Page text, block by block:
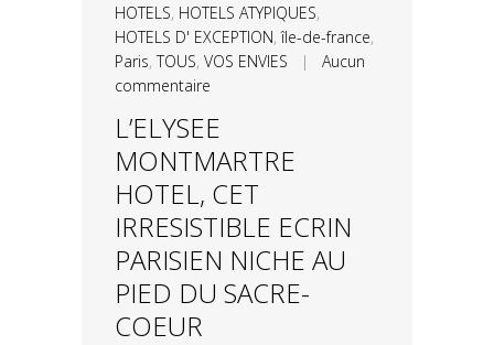
HOTELS, HOTELS ATYPIQUES,
HOTELS D' EXCEPTION,île-de-france,
Paris,TOUS, VOS ENVIES | Aucun
commentaire
L’ELYSEE
MONTMARTRE
HOTEL, CET
IRRESISTIBLE ECRIN
PARISIEN NICHE AU
PIED DU SACRE-
COEUR